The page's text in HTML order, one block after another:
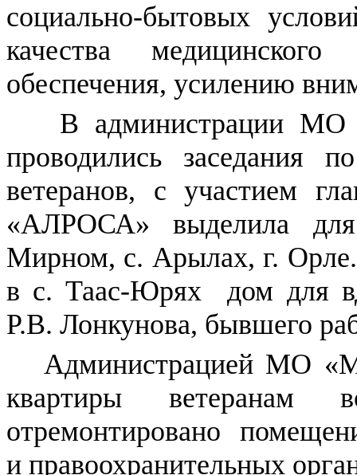
социально-бытовых
качества медицинского
обеспечения, усилению
В администрации МО
проводились
ветеранов, с участием
«АЛРОСА» выделила для
Мирном, с. Арылах, г.
в с. Таас-Юрях дом для
Р.В. Лонкунова, бывшего
Администрацией МО
квартиры
отремонтировано
и правоохранительных